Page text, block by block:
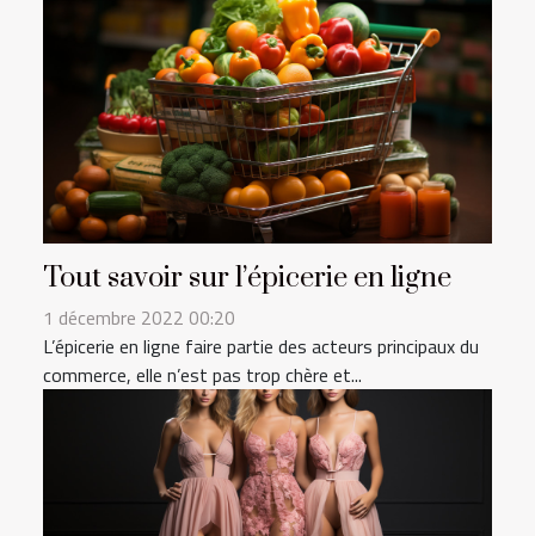
Tout savoir sur l’épicerie en ligne
1 décembre 2022 00:20
L’épicerie en ligne faire partie des acteurs principaux du
commerce, elle n’est pas trop chère et...